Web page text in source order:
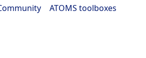
ATOMS toolboxes